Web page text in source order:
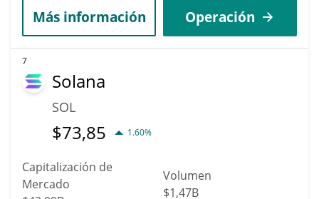
Más información Operación
7
Solana
SOL
$73,85 1.60%
Capitalización de
Mercado
Volumen
$1,47B